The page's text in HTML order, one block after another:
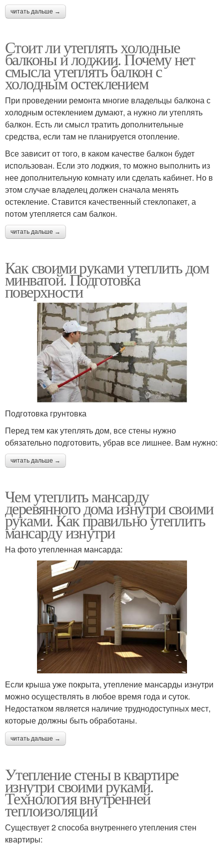
читать дальше →
Стоит ли утеплять холодные
балконы и лоджии. Почему нет
смысла утеплять балкон с
холодным остеклением
При проведении ремонта многие владельцы балкона с
холодным остеклением думают, а нужно ли утеплять
балкон. Есть ли смысл тратить дополнительные
средства, если там не планируется отопление.
Все зависит от того, в каком качестве балкон будет
использован. Если это лоджия, то можно выполнить из
нее дополнительную комнату или сделать кабинет. Но в
этом случае владелец должен сначала менять
остекление. Ставится качественный стеклопакет, а
потом утепляется сам балкон.
читать дальше →
Как своими руками утеплить дом
минватой. Подготовка
поверхности
Подготовка грунтовка
Перед тем как утеплять дом, все стены нужно
обязательно подготовить, убрав все лишнее. Вам нужно:
читать дальше →
Чем утеплить мансарду
деревянного дома изнутри своими
руками. Как правильно утеплить
мансарду изнутри
На фото утепленная мансарда:
Если крыша уже покрыта, утепление мансарды изнутри
можно осуществлять в любое время года и суток.
Недостатком является наличие труднодоступных мест,
которые должны быть обработаны.
читать дальше →
Утепление стены в квартире
изнутри своими руками.
Технология внутренней
теплоизоляции
Существует 2 способа внутреннего утепления стен
квартиры: